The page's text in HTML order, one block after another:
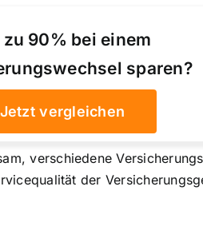
zu 90% bei einem
sparen?
Jetzt vergleichen
verschiedene
der